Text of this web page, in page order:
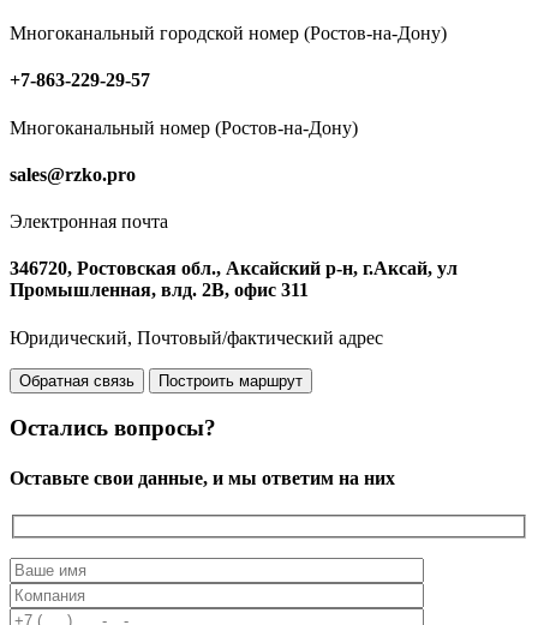
Многоканальный городской номер (Ростов-на-Дону)
+7-863-229-29-57
Многоканальный номер (Ростов-на-Дону)
sales@rzko.pro
Электронная почта
346720, Ростовская обл., Аксайский р-н, г.Аксай, ул
Промышленная, влд. 2В, офис 311
Юридический, Почтовый/фактический адрес
Обратная связь Построить маршрут
Остались вопросы?
Оставьте свои данные, и мы ответим на них